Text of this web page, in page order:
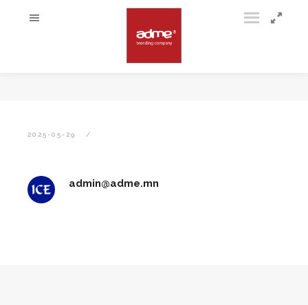
2025-05-29
admin@adme.mn